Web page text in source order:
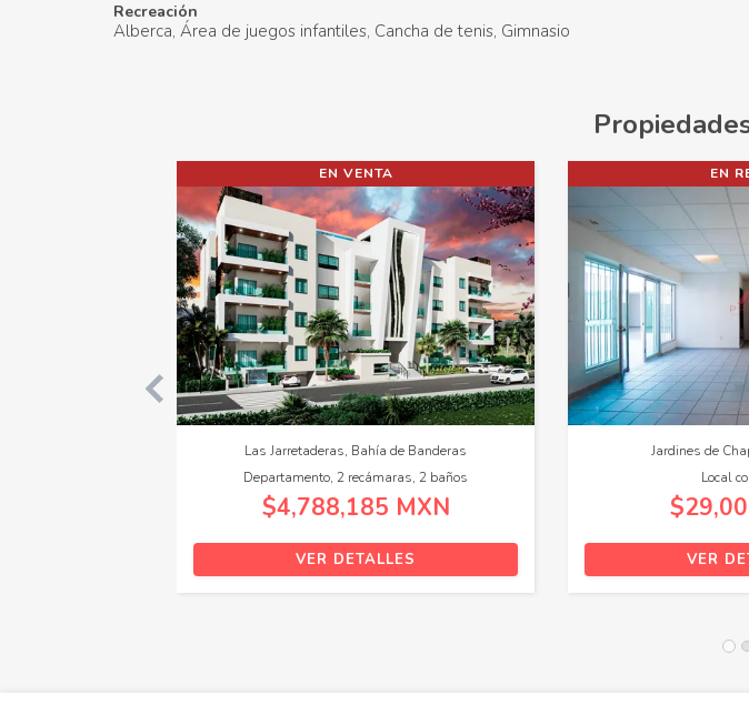
Recreación
Alberca Área de juegos infantiles Cancha de tenis Gimnasio
San Martín de Zula, Ocotlán
Terreno industrial
$97,691,386 MXN